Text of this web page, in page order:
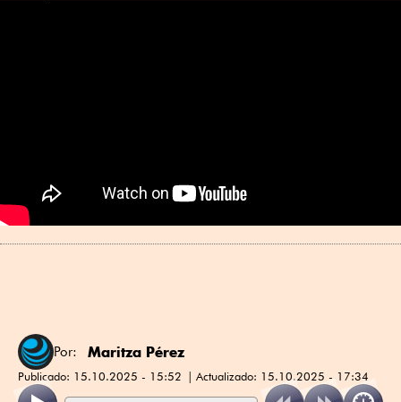
Por: Maritza Pérez
Publicado: 15.10.2025 - 15:52 Actualizado: 15.10.2025 - 17:34